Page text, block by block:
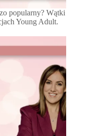
popularny? Wątki
Young Adult.